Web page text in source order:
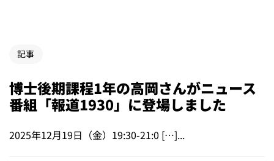
記事
博士後期課程1年の高岡さんがニュース
番組「報道1930」に登場しました
2025年12月19日（金）19:30-21:0 […]...